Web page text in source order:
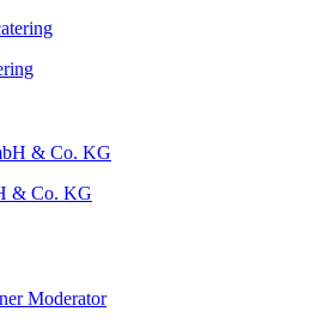
& Co. KG
Moderator